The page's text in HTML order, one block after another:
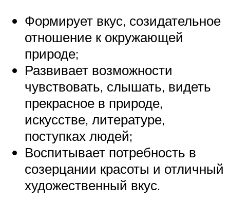
Формирует вкус, созидательное
отношение к окружающей
природе;
Развивает возможности
чувствовать, слышать, видеть
прекрасное в природе,
искусстве, литературе,
поступках людей;
Воспитывает потребность в
созерцании красоты и отличный
художественный вкус.